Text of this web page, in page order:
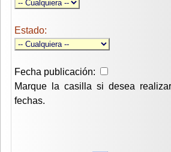
Estado:
Fecha publicación:
Marque la casilla si desea
fechas.